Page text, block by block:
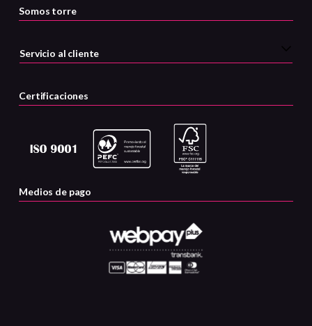
Somos torre
Servicio al cliente
Certificaciones
Medios de pago